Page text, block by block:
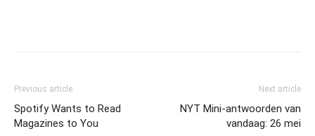
Previous article
Spotify Wants to Read
Magazines to You
Next article
NYT Mini-antwoorden van
vandaag: 26 mei